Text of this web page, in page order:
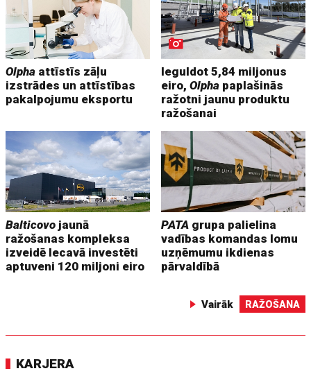
Olpha attīstīs zāļu
izstrādes un attīstības
pakalpojumu eksportu
Ieguldot 5,84 miljonus
eiro,Olpha paplašinās
ražotni jaunu produktu
ražošanai
Balticovo jaunā
ražošanas kompleksa
izveidē Iecavā investēti
aptuveni 120 miljoni eiro
PATA grupa palielina
vadības komandas lomu
uzņēmumu ikdienas
pārvaldībā
Vairāk RAŽOŠANA
KARJERA